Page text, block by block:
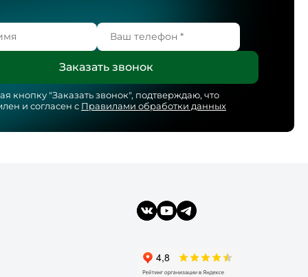
кнопку "Заказать звонок", подтверждаю, что
и согласен с Правилами обработки данных